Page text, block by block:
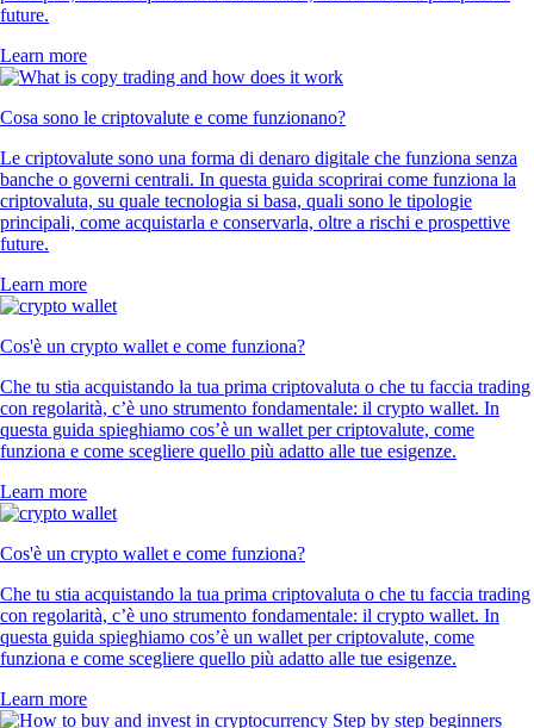
future.
Learn more
Cosa sono le criptovalute e come funzionano?
Le criptovalute sono una forma di denaro digitale che funziona senza
banche o governi centrali. In questa guida scoprirai come funziona la
criptovaluta, su quale tecnologia si basa, quali sono le tipologie
principali, come acquistarla e conservarla, oltre a rischi e prospettive
future.
Learn more
Cos'è un crypto wallet e come funziona?
Che tu stia acquistando la tua prima criptovaluta o che tu faccia trading
con regolarità, c’è uno strumento fondamentale: il crypto wallet. In
questa guida spieghiamo cos’è un wallet per criptovalute, come
funziona e come scegliere quello più adatto alle tue esigenze.
Learn more
Cos'è un crypto wallet e come funziona?
Che tu stia acquistando la tua prima criptovaluta o che tu faccia trading
con regolarità, c’è uno strumento fondamentale: il crypto wallet. In
questa guida spieghiamo cos’è un wallet per criptovalute, come
funziona e come scegliere quello più adatto alle tue esigenze.
Learn more